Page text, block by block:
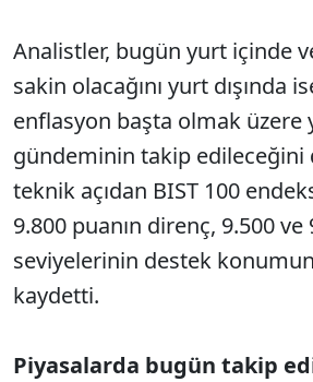
Analistler, bugün yurt içinde
sakin olacağını yurt dışında
enflasyon başta olmak üzere
gündeminin takip edileceğini
teknik açıdan BIST 100
9.800 puanın direnç, 9.500 ve
seviyelerinin destek
kaydetti.
Piyasalarda bugün takip